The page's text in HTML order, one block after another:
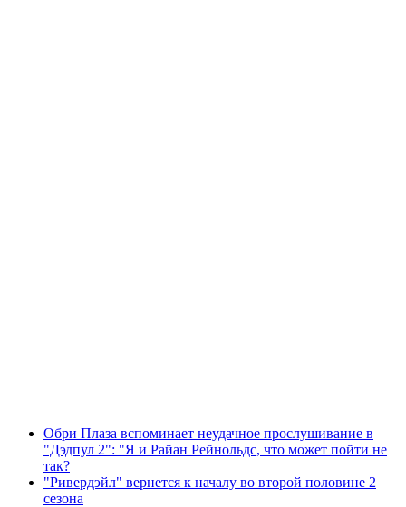
Обри Плаза вспоминает неудачное прослушивание в
"Дэдпул 2": "Я и Райан Рейнольдс, что может пойти не
так?
"Ривердэйл" вернется к началу во второй половине 2
сезона